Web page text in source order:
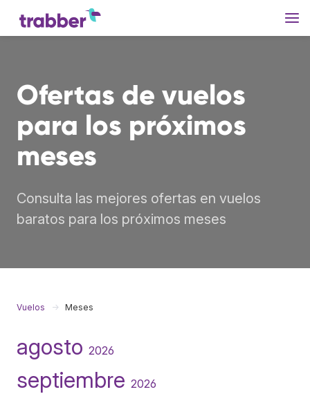
Ofertas de vuelos
para los próximos
meses
Consulta las mejores ofertas en vuelos
baratos para los próximos meses
Vuelos Meses
agosto 2026
septiembre 2026